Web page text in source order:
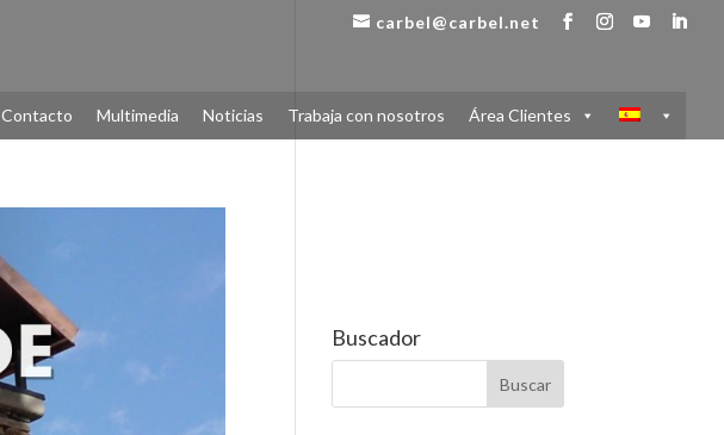
carbel@carbel.net
Contacto Multimedia Noticias Trabaja con nosotros Área Clientes
Buscador